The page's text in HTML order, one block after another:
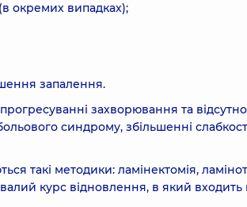
(в окремих випадках);
запалення.
захворювання та
синдрому, збільшенні
такі методики: ламінектомія,
курс відновлення, в який